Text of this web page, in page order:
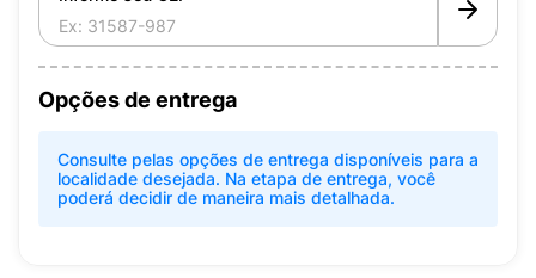
Opções de entrega
Consulte pelas opções de entrega disponíveis para a
localidade desejada. Na etapa de entrega, você
poderá decidir de maneira mais detalhada.